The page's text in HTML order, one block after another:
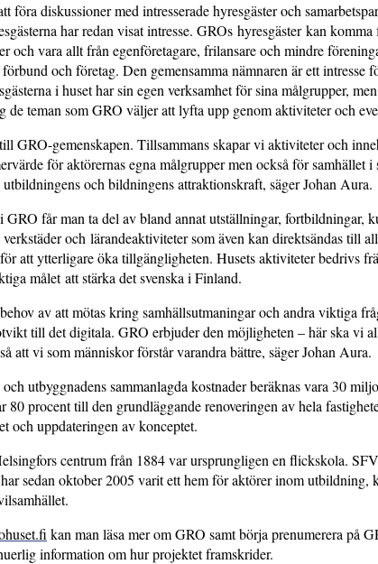
föra diskussioner med intresserade hyresgäster och
har redan visat intresse. GROs hyresgäster kan komma
och vara allt från egenföretagare, frilansare och mindre
och företag. Den gemensamma nämnaren är ett intresse
i huset har sin egen verksamhet för sina målgrupper,
de teman som GRO väljer att lyfta upp genom aktiviteter och
GRO-gemenskapen. Tillsammans skapar vi aktiviteter och
för aktörernas egna målgrupper men också för samhället i
och bildningens attraktionskraft, säger Johan Aura.
GRO får man ta del av bland annat utställningar, fortbildningar,
och lärandeaktiviteter som även kan direktsändas till
att ytterligare öka tillgängligheten. Husets aktiviteter bedrivs
målet att stärka det svenska i Finland.
av att mötas kring samhällsutmaningar och andra viktiga
till det digitala. GRO erbjuder den möjligheten – här ska vi
att vi som människor förstår varandra bättre, säger Johan Aura.
utbyggnadens sammanlagda kostnader beräknas vara 30
80 procent till den grundläggande renoveringen av hela
och uppdateringen av konceptet.
centrum från 1884 var ursprungligen en flickskola.
sedan oktober 2005 varit ett hem för aktörer inom utbildning,
kan man läsa mer om GRO samt börja prenumerera på
information om hur projektet framskrider.